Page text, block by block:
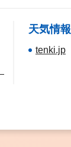
天気情報
tenki.jp